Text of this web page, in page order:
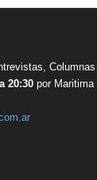
20:30por Maritima